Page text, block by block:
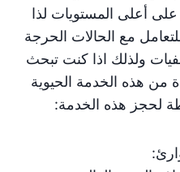
أعلى المستويات لذا
مع الحالات الحرجة
ولذلك اذا كنت تبحث
من هذه الخدمة الحيوية
لحجز هذه الخدمة: